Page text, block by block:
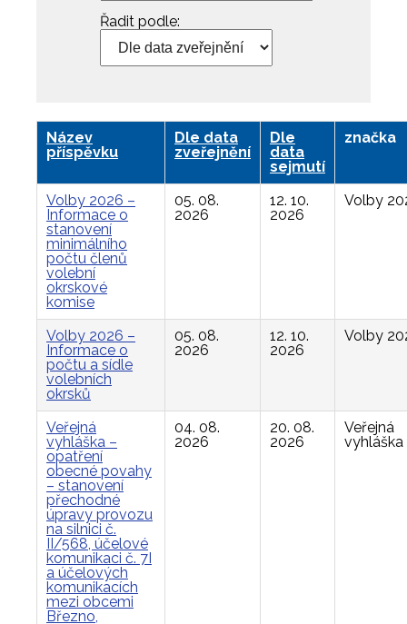
Řadit podle:
Název
příspěvku
Dle data
zveřejnění
Dle
data
sejmutí
značka
Volby 2026 –
Informace o
stanovení
minimálního
počtu členů
volební
okrskové
komise
05. 08.
2026
12. 10.
2026
Volby
Volby 2026 –
Informace o
počtu a sídle
volebních
okrsků
05. 08.
2026
12. 10.
2026
Volby
Veřejná
vyhláška –
opatření
obecné povahy
– stanovení
přechodné
úpravy provozu
na silnici č.
II/568, účelové
komunikaci č. 7I
a účelových
komunikacích
mezi obcemi
Březno,
04. 08.
2026
20. 08.
2026
Veřejná
vyhláška